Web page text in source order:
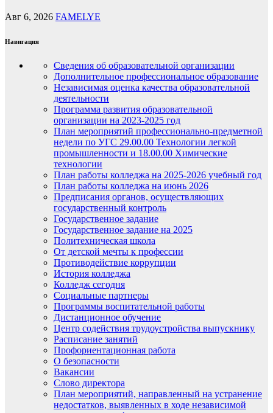
Авг 6, 2026 FAMELYE
Навигация
Сведения об образовательной организации
Дополнительное профессиональное образование
Независимая оценка качества образовательной
деятельности
Программа развития образовательной
организации на 2023-2025 год
План мероприятий профессионально-предметной
недели по УГС 29.00.00 Технологии легкой
промышленности и 18.00.00 Химические
технологии
План работы колледжа на 2025-2026 учебный год
План работы колледжа на июнь 2026
Предписания органов, осуществляющих
государственный контроль
Государственное задание
Государственное задание на 2025
Политехническая школа
От детской мечты к профессии
Противодействие коррупции
История колледжа
Колледж сегодня
Социальные партнеры
Программы воспитательной работы
Дистанционное обучение
Центр содействия трудоустройства выпускнику
Расписание занятий
Профориентационная работа
О безопасности
Вакансии
Слово директора
План мероприятий, направленный на устранение
недостатков, выявленных в ходе независимой